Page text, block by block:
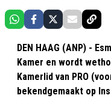
DEN HAAG (ANP) -
Kamer en wordt
Kamerlid van PRO
bekendgemaakt op